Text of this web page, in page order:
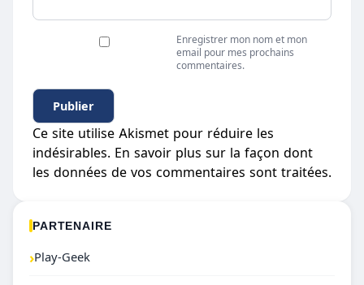
Enregistrer mon nom et mon
email pour mes prochains
commentaires.
Ce site utilise Akismet pour réduire les
indésirables. En savoir plus sur la façon dont
les données de vos commentaires sont traitées.
PARTENAIRE
›Play-Geek